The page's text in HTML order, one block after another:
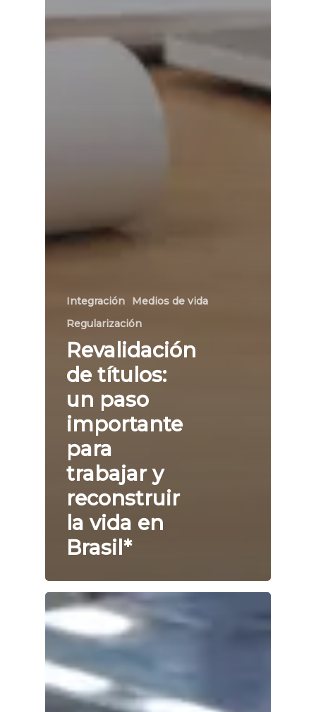
Integración
Medios de vida
Regularización
Revalidación
de títulos:
un paso
importante
para
trabajar y
reconstruir
la vida en
Brasil*